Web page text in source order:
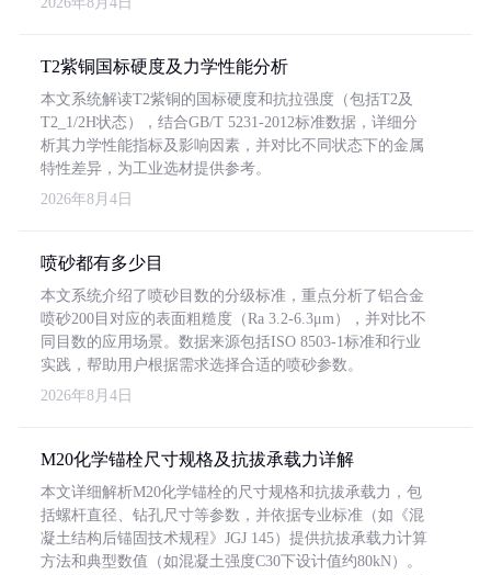
T2紫铜国标硬度及力学性能分析
本文系统解读T2紫铜的国标硬度和抗拉强度（包括T2及
T2_1/2H状态），结合GB/T 5231-2012标准数据，详细分
析其力学性能指标及影响因素，并对比不同状态下的金属
特性差异，为工业选材提供参考。
2026年8月4日
喷砂都有多少目
本文系统介绍了喷砂目数的分级标准，重点分析了铝合金
喷砂200目对应的表面粗糙度（Ra 3.2-6.3μm），并对比不
同目数的应用场景。数据来源包括ISO 8503-1标准和行业
实践，帮助用户根据需求选择合适的喷砂参数。
2026年8月4日
M20化学锚栓尺寸规格及抗拔承载力详解
本文详细解析M20化学锚栓的尺寸规格和抗拔承载力，包
括螺杆直径、钻孔尺寸等参数，并依据专业标准（如《混
凝土结构后锚固技术规程》JGJ 145）提供抗拔承载力计算
方法和典型数值（如混凝土强度C30下设计值约80kN）。